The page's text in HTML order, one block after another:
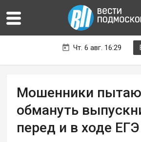
Чт. 6 авг. 16:29
Мошенники
обмануть
перед и в ходе ЕГЭ